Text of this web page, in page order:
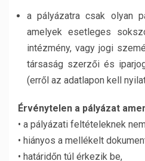
a pályázatra csak olyan
amelyek esetleges
intézmény, vagy jogi
társaság szerzői és
(erről az adatlapon kell
Érvénytelen a pályázat
• a pályázati feltételeknek
• hiányos a mellékelt
• határidőn túl érkezik be,